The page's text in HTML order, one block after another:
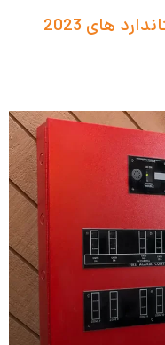
های 2023